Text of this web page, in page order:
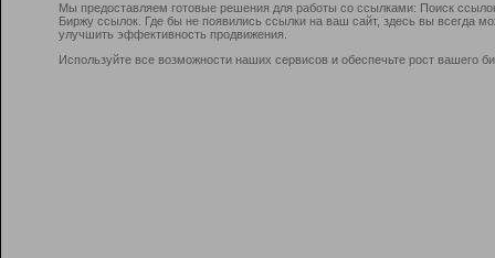
Мы предоставляем готовые решения для работы со ссылками: Поиск
Биржу ссылок. Где бы не появились ссылки на ваш сайт, здесь вы всегда
улучшить эффективность продвижения.
Используйте все возможности наших сервисов и обеспечьте рост вашего